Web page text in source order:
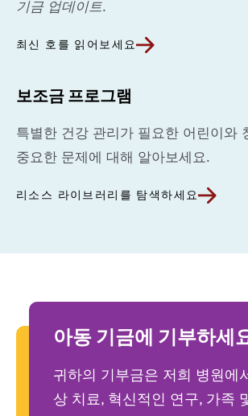
기금 업데이트.
최신 호를 읽어보세요
보조금 프로그램
특별한 건강 관리가 필요한 어린이와
중요한 문제에 대해 알아보세요.
리소스 라이브러리를 탐색하세요
아동 기금에 기부하세
귀하의 기부금은 저희 병원에
상 치료, 혁신적인 연구, 가족